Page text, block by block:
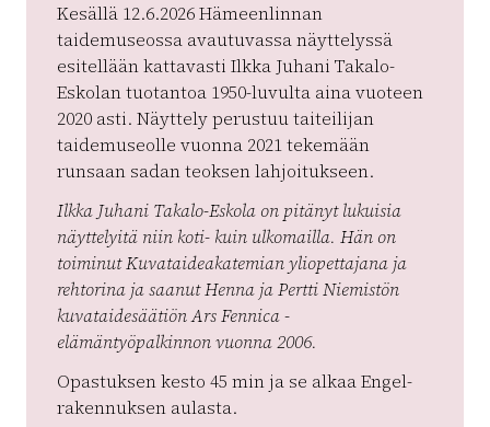
Kesällä 12.6.2026 Hämeenlinnan
taidemuseossa avautuvassa näyttelyssä
esitellään kattavasti Ilkka Juhani Takalo-
Eskolan tuotantoa 1950-luvulta aina vuoteen
2020 asti. Näyttely perustuu taiteilijan
taidemuseolle vuonna 2021 tekemään
runsaan sadan teoksen lahjoitukseen.
Ilkka Juhani Takalo-Eskola on pitänyt lukuisia
näyttelyitä niin koti- kuin ulkomailla. Hän on
toiminut Kuvataideakatemian yliopettajana ja
rehtorina ja saanut Henna ja Pertti Niemistön
kuvataidesäätiön Ars Fennica -
elämäntyöpalkinnon vuonna 2006.
Opastuksen kesto 45 min ja se alkaa Engel-
rakennuksen aulasta.